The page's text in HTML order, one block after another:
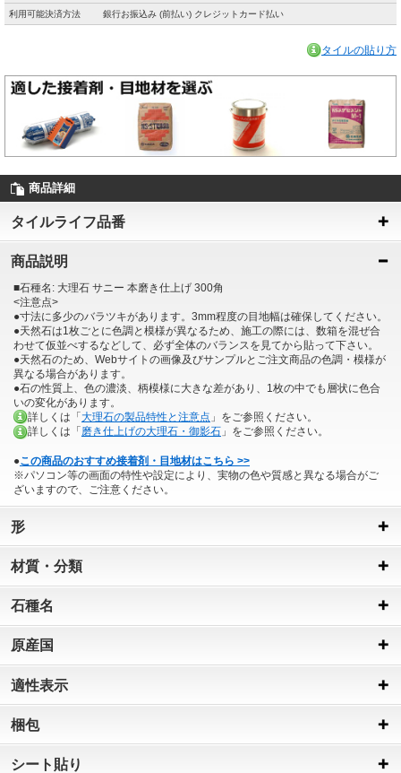
利用可能決済方法 銀行お振込み (前払い) クレジットカード払い
タイルの貼り方
商品詳細
タイルライフ品番
商品説明
■石種名: 大理石 サニー 本磨き仕上げ 300角
<注意点>
●寸法に多少のバラツキがあります。3mm程度の目地幅は確保してください。
●天然石は1枚ごとに色調と模様が異なるため、施工の際には、数箱を混ぜ合
わせて仮並べするなどして、必ず全体のバランスを見てから貼って下さい。
●天然石のため、Webサイトの画像及びサンプルとご注文商品の色調・模様が
異なる場合があります。
●石の性質上、色の濃淡、柄模様に大きな差があり、1枚の中でも層状に色合
いの変化があります。
詳しくは「大理石の製品特性と注意点 」をご参照ください。
詳しくは「 磨き仕上げの大理石・御影石 」をご参照ください。
●この商品のおすすめ接着剤・目地材はこちら >>
※パソコン等の画面の特性や設定により、実物の色や質感と異なる場合がご
ざいますので、ご注意ください。
形
材質・分類
石種名
原産国
適性表示
梱包
シート貼り